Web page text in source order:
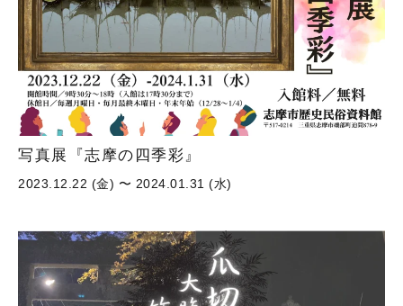
写真展『志摩の四季彩』
2023.12.22 (金) 〜 2024.01.31 (水)